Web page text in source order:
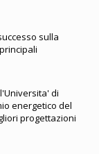
sulla
di
energetico del
progettazioni